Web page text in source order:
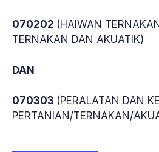
070202 (HAIWAN
TERNAKAN DAN AKUATIK)
DAN
070303 (PERALATAN DAN
PERTANIAN/TERNAKAN/